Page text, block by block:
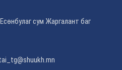
сум Жаргалант баг